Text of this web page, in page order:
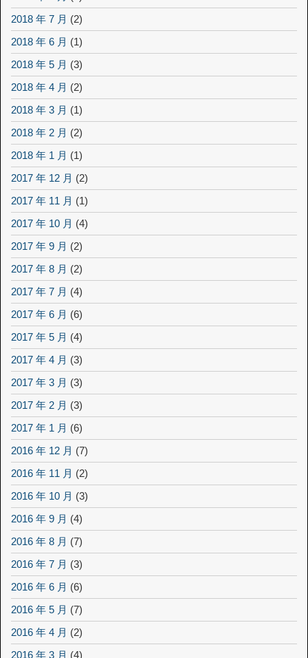
2018 年 7 月 (2)
2018 年 6 月 (1)
2018 年 5 月 (3)
2018 年 4 月 (2)
2018 年 3 月 (1)
2018 年 2 月 (2)
2018 年 1 月 (1)
2017 年 12 月 (2)
2017 年 11 月 (1)
2017 年 10 月 (4)
2017 年 9 月 (2)
2017 年 8 月 (2)
2017 年 7 月 (4)
2017 年 6 月 (6)
2017 年 5 月 (4)
2017 年 4 月 (3)
2017 年 3 月 (3)
2017 年 2 月 (3)
2017 年 1 月 (6)
2016 年 12 月 (7)
2016 年 11 月 (2)
2016 年 10 月 (3)
2016 年 9 月 (4)
2016 年 8 月 (7)
2016 年 7 月 (3)
2016 年 6 月 (6)
2016 年 5 月 (7)
2016 年 4 月 (2)
2016 年 3 月 (4)